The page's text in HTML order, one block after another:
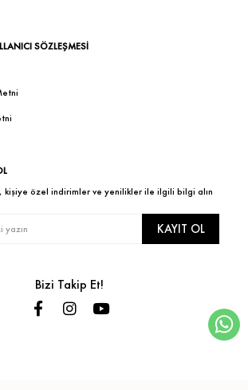
SÖZLEŞMESİ
kişiye özel indirimler ve yenilikler ile ilgili bilgi alın
KAYIT OL
Bizi Takip Et!